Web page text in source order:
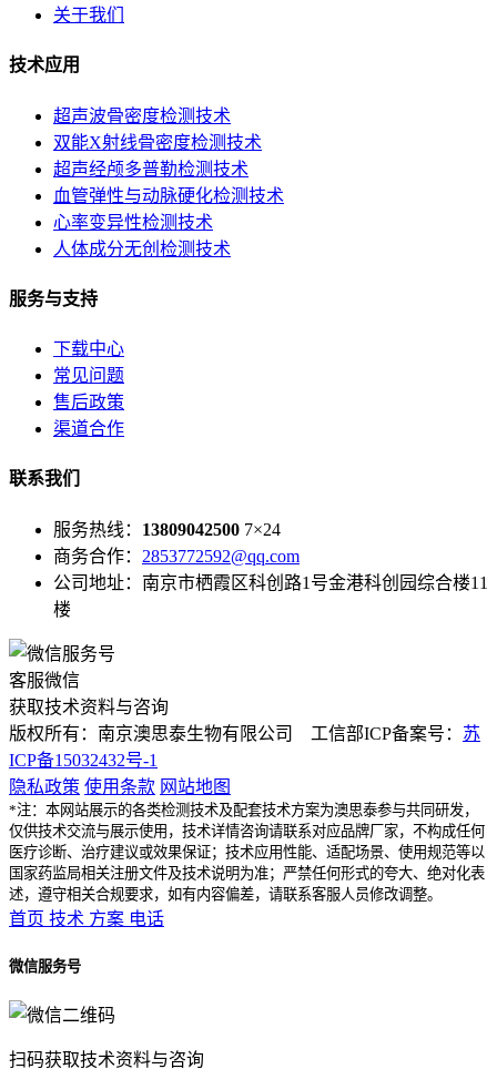
关于我们
技术应用
超声波骨密度检测技术
双能X射线骨密度检测技术
超声经颅多普勒检测技术
血管弹性与动脉硬化检测技术
心率变异性检测技术
人体成分无创检测技术
服务与支持
下载中心
常见问题
售后政策
渠道合作
联系我们
服务热线： 13809042500 7×24
商务合作： 2853772592@qq.com
公司地址：南京市栖霞区科创路1号金港科创园综合楼11
楼
客服微信
获取技术资料与咨询
版权所有：南京澳思泰生物有限公司 工信部ICP备案号： 苏
ICP备15032432号-1
隐私政策 使用条款 网站地图
*注：本网站展示的各类检测技术及配套技术方案为澳思泰参与共同研发，
仅供技术交流与展示使用，技术详情咨询请联系对应品牌厂家，不构成任何
医疗诊断、治疗建议或效果保证；技术应用性能、适配场景、使用规范等以
国家药监局相关注册文件及技术说明为准；严禁任何形式的夸大、绝对化表
述，遵守相关合规要求，如有内容偏差，请联系客服人员修改调整。
首页 技术 方案 电话
微信服务号
扫码获取技术资料与咨询